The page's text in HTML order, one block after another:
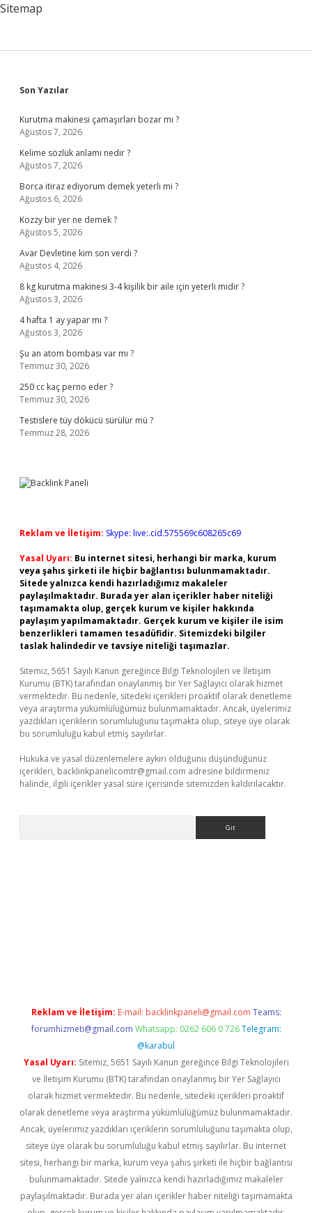
Sitemap
Sidebar
Son Yazılar
Kurutma makinesi çamaşırları bozar mı ?
Ağustos 7, 2026
Kelime sözlük anlamı nedir ?
Ağustos 7, 2026
Borca itiraz ediyorum demek yeterli mi ?
Ağustos 6, 2026
Kozzy bir yer ne demek ?
Ağustos 5, 2026
Avar Devletine kim son verdi ?
Ağustos 4, 2026
8 kg kurutma makinesi 3-4 kişilik bir aile için yeterli midir ?
Ağustos 3, 2026
4 hafta 1 ay yapar mı ?
Ağustos 3, 2026
Şu an atom bombası var mı ?
Temmuz 30, 2026
250 cc kaç perno eder ?
Temmuz 30, 2026
Testislere tüy dökücü sürülür mü ?
Temmuz 28, 2026
Reklam ve İletişim: Skype: live:.cid.575569c608265c69
Yasal Uyarı: Bu internet sitesi, herhangi bir marka, kurum
veya şahıs şirketi ile hiçbir bağlantısı bulunmamaktadır.
Sitede yalnızca kendi hazırladığımız makaleler
paylaşılmaktadır. Burada yer alan içerikler haber niteliği
taşımamakta olup, gerçek kurum ve kişiler hakkında
paylaşım yapılmamaktadır. Gerçek kurum ve kişiler ile isim
benzerlikleri tamamen tesadüfidir. Sitemizdeki bilgiler
taslak halindedir ve tavsiye niteliği taşımazlar.
Sitemiz, 5651 Sayılı Kanun gereğince Bilgi Teknolojileri ve İletişim
Kurumu (BTK) tarafından onaylanmış bir Yer Sağlayıcı olarak hizmet
vermektedir. Bu nedenle, sitedeki içerikleri proaktif olarak denetleme
veya araştırma yükümlülüğümüz bulunmamaktadır. Ancak, üyelerimiz
yazdıkları içeriklerin sorumluluğunu taşımakta olup, siteye üye olarak
bu sorumluluğu kabul etmiş sayılırlar.
Hukuka ve yasal düzenlemelere aykırı olduğunu düşündüğünüz
içerikleri, backlinkpanelicomtr@gmail.com adresine bildirmeniz
halinde, ilgili içerikler yasal süre içerisinde sitemizden kaldırılacaktır.
Reklam ve İletişim: E-mail: backlinkpaneli@gmail.com Teams:
forumhizmeti@gmail.com Whatsapp: 0262 606 0 726 Telegram:
@karabul
Yasal Uyarı: Sitemiz, 5651 Sayılı Kanun gereğince Bilgi Teknolojileri
ve İletişim Kurumu (BTK) tarafından onaylanmış bir Yer Sağlayıcı
olarak hizmet vermektedir. Bu nedenle, sitedeki içerikleri proaktif
olarak denetleme veya araştırma yükümlülüğümüz bulunmamaktadır.
Ancak, üyelerimiz yazdıkları içeriklerin sorumluluğunu taşımakta olup,
siteye üye olarak bu sorumluluğu kabul etmiş sayılırlar. Bu internet
sitesi, herhangi bir marka, kurum veya şahıs şirketi ile hiçbir bağlantısı
bulunmamaktadır. Sitede yalnızca kendi hazırladığımız makaleler
paylaşılmaktadır. Burada yer alan içerikler haber niteliği taşımamakta